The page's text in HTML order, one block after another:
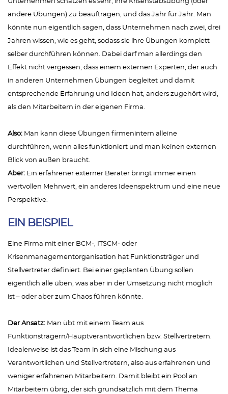
Unternehmen schätzen es sehr, ihre Krisenstabsübung (oder
andere Übungen) zu beauftragen, und das Jahr für Jahr. Man
könnte nun eigentlich sagen, dass Unternehmen nach zwei, drei
Jahren wissen, wie es geht, sodass sie ihre Übungen komplett
selber durchführen können. Dabei darf man allerdings den
Effekt nicht vergessen, dass einem externen Experten, der auch
in anderen Unternehmen Übungen begleitet und damit
entsprechende Erfahrung und Ideen hat, anders zugehört wird,
als den Mitarbeitern in der eigenen Firma.
Also: Man kann diese Übungen firmenintern alleine
durchführen, wenn alles funktioniert und man keinen externen
Blick von außen braucht.
Aber: Ein erfahrener externer Berater bringt immer einen
wertvollen Mehrwert, ein anderes Ideenspektrum und eine neue
Perspektive.
EIN BEISPIEL
Eine Firma mit einer BCM-, ITSCM- oder
Krisenmanagementorganisation hat Funktionsträger und
Stellvertreter definiert. Bei einer geplanten Übung sollen
eigentlich alle üben, was aber in der Umsetzung nicht möglich
ist – oder aber zum Chaos führen könnte.
Der Ansatz: Man übt mit einem Team aus
Funktionsträgern/Hauptverantwortlichen bzw. Stellvertretern.
Idealerweise ist das Team in sich eine Mischung aus
Verantwortlichen und Stellvertretern, also aus erfahrenen und
weniger erfahrenen Mitarbeitern. Damit bleibt ein Pool an
Mitarbeitern übrig, der sich grundsätzlich mit dem Thema